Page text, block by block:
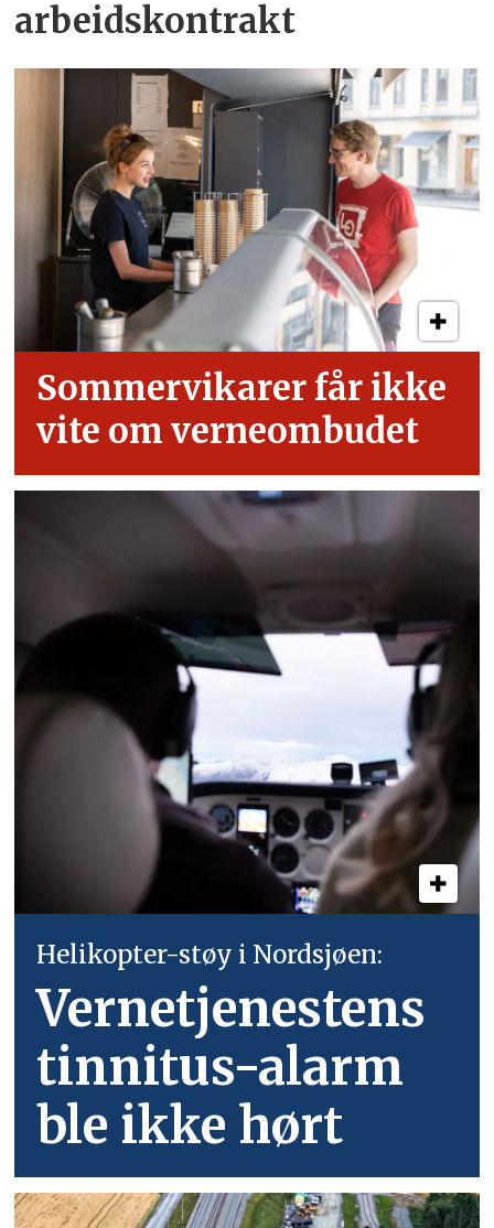
arbeids­kontrakt
Sommervikarer får ikke
vite om verneombudet
Helikopter-støy i Nordsjøen:
Vernetjenestens
tinnitus-alarm
ble ikke hørt